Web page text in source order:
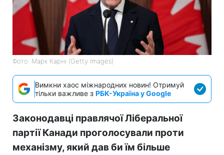
Фото: Марк Карні (Getty Images)
Вимкни хаос міжнародних новин! Отримуй
тільки важливе з РБК-Україна у Google
Законодавці правлячої Ліберальної
партії Канади проголосували проти
механізму, який дав би їм більше